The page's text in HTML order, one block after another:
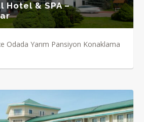
Hotel & SPA –
Odada Yarım Pansiyon Konaklama